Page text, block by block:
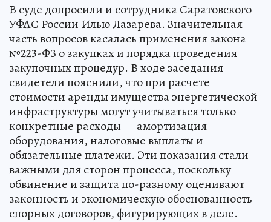
В суде допросили и сотрудника Саратовского
УФАС России Илью Лазарева. Значительная
часть вопросов касалась применения закона
№223-ФЗ о закупках и порядка проведения
закупочных процедур. В ходе заседания
свидетели пояснили, что при расчете
стоимости аренды имущества энергетической
инфраструктуры могут учитываться только
конкретные расходы — амортизация
оборудования, налоговые выплаты и
обязательные платежи. Эти показания стали
важными для сторон процесса, поскольку
обвинение и защита по-разному оценивают
законность и экономическую обоснованность
спорных договоров, фигурирующих в деле.